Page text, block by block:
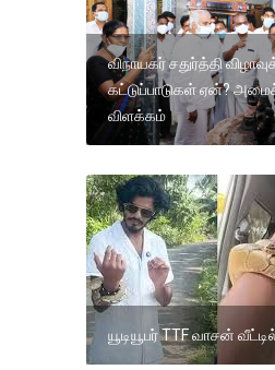
விநாயகர் சதுர்த்தி
கட்டுப்பாடுகள் ஏன்?
விளக்கம்
யூடியூபர் TTF வாசன்